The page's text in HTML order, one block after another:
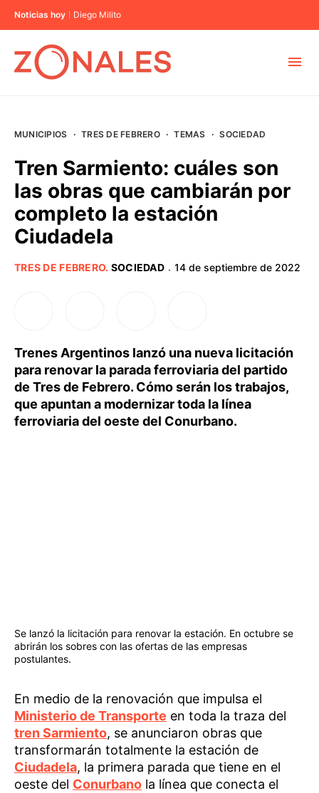
Noticias hoy Diego Milito
BUENOS AIRES
PROVINCIAS
MUNICIPIOS · TRES DE FEBRERO · TEMAS · SOCIEDAD
Tren Sarmiento: cuáles son
las obras que cambiarán por
completo la estación
Ciudadela
TRES DE FEBRERO. SOCIEDAD · 14 de septiembre de 2022
Trenes Argentinos lanzó una nueva licitación
para renovar la parada ferroviaria del partido
de Tres de Febrero. Cómo serán los trabajos,
que apuntan a modernizar toda la línea
ferroviaria del oeste del Conurbano.
Se lanzó la licitación para renovar la estación. En octubre se
abrirán los sobres con las ofertas de las empresas
postulantes.
En medio de la renovación que impulsa el
Ministerio de Transporte en toda la traza del
tren Sarmiento, se anunciaron obras que
transformarán totalmente la estación de
Ciudadela, la primera parada que tiene en el
oeste del Conurbano la línea que conecta el